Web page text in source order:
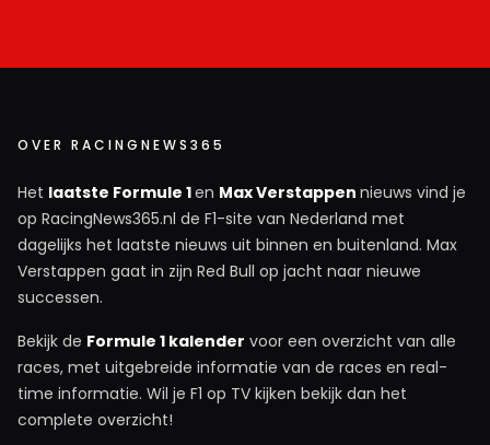
OVER RACINGNEWS365
Het laatste Formule 1en Max Verstappen nieuws vind je
op RacingNews365.nl de F1-site van Nederland met
dagelijks het laatste nieuws uit binnen en buitenland. Max
Verstappen gaat in zijn Red Bull op jacht naar nieuwe
successen.
Bekijk de Formule 1 kalender voor een overzicht van alle
races, met uitgebreide informatie van de races en real-
time informatie. Wil je F1 op TV kijken bekijk dan het
complete overzicht!